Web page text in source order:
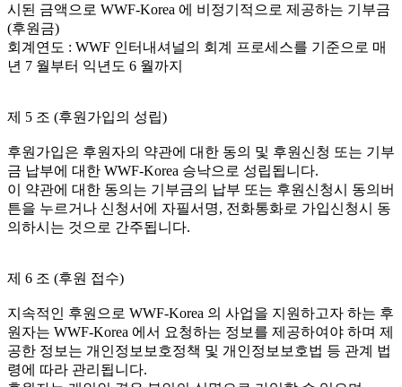
시된 금액으로 WWF-Korea 에 비정기적으로 제공하는 기부금
(후원금)
회계연도 : WWF 인터내셔널의 회계 프로세스를 기준으로 매
년 7 월부터 익년도 6 월까지
제 5 조 (후원가입의 성립)
후원가입은 후원자의 약관에 대한 동의 및 후원신청 또는 기부
금 납부에 대한 WWF-Korea 승낙으로 성립됩니다.
이 약관에 대한 동의는 기부금의 납부 또는 후원신청시 동의버
튼을 누르거나 신청서에 자필서명, 전화통화로 가입신청시 동
의하시는 것으로 간주됩니다.
제 6 조 (후원 접수)
지속적인 후원으로 WWF-Korea 의 사업을 지원하고자 하는 후
원자는 WWF-Korea 에서 요청하는 정보를 제공하여야 하며 제
공한 정보는 개인정보보호정책 및 개인정보보호법 등 관계 법
령에 따라 관리됩니다.